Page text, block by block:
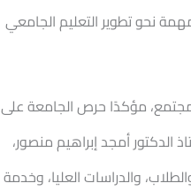
نحو تطوير التعليم الجامعي
مؤكدًا حرص الجامعة على
الدكتور أمجد إبراهيم منصور،
والدراسات العليا، وخدمة